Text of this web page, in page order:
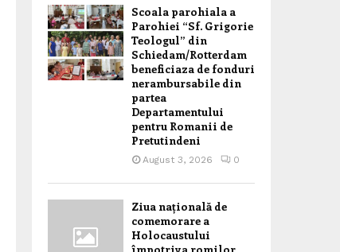
Scoala parohiala a
Parohiei “Sf. Grigorie
Teologul” din
Schiedam/Rotterdam
beneficiaza de fonduri
nerambursabile din
partea
Departamentului
pentru Romanii de
Pretutindeni
August 3, 2026 0
Ziua națională de
comemorare a
Holocaustului